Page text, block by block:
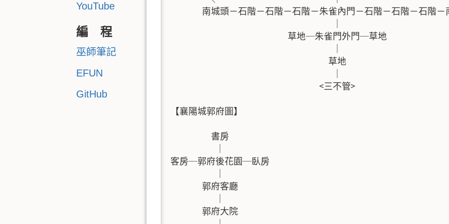
YouTube
編 程
巫師筆記
EFUN
GitHub
南城頭－石階－石階－石階－朱雀內門－石階－石階－石階－
                                    ｜
                          草地─朱雀門外門─草地
                                    ｜
                                   草地
                                    ｜
                                 <三不管>
【襄陽城郭府圖】
         書房
          ｜
客房─郭府後花園─臥房
          ｜
       郭府客廳
          ｜
       郭府大院